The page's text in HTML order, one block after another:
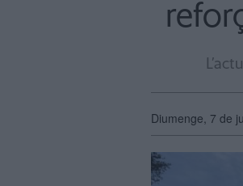
Diumenge, 7 de